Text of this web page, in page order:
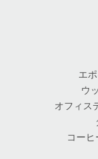
エ
ウ
オフィス
コー